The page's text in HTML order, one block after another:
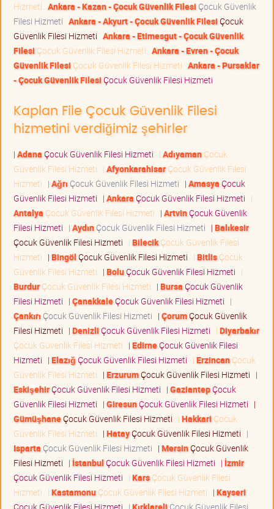
Hizmeti Ankara - Kazan - Çocuk Güvenlik Filesi Çocuk Güvenlik
Filesi Hizmeti Ankara - Akyurt - Çocuk Güvenlik FilesiÇocuk
Güvenlik Filesi Hizmeti Ankara - Etimesgut - Çocuk Güvenlik
Filesi Çocuk Güvenlik Filesi Hizmeti Ankara - Evren - Çocuk
Güvenlik Filesi Çocuk Güvenlik Filesi Hizmeti Ankara - Pursaklar
- Çocuk Güvenlik FilesiÇocuk Güvenlik Filesi Hizmeti
Kaplan File Çocuk Güvenlik Filesi
hizmetini verdiğimiz şehirler
| AdanaÇocuk Güvenlik Filesi Hizmeti | AdıyamanÇocuk
Güvenlik Filesi Hizmeti | AfyonkarahisarÇocuk Güvenlik Filesi
Hizmeti | Ağrı Çocuk Güvenlik Filesi Hizmeti | AmasyaÇocuk
Güvenlik Filesi Hizmeti | AnkaraÇocuk Güvenlik Filesi Hizmeti |
Antalya Çocuk Güvenlik Filesi Hizmeti | ArtvinÇocuk Güvenlik
Filesi Hizmeti | AydınÇocuk Güvenlik Filesi Hizmeti | Balıkesir
Çocuk Güvenlik Filesi Hizmeti | BilecikÇocuk Güvenlik Filesi
Hizmeti | BingölÇocuk Güvenlik Filesi Hizmeti | BitlisÇocuk
Güvenlik Filesi Hizmeti | BoluÇocuk Güvenlik Filesi Hizmeti |
BurdurÇocuk Güvenlik Filesi Hizmeti | BursaÇocuk Güvenlik
Filesi Hizmeti | ÇanakkaleÇocuk Güvenlik Filesi Hizmeti |
Çankırı Çocuk Güvenlik Filesi Hizmeti | ÇorumÇocuk Güvenlik
Filesi Hizmeti | DenizliÇocuk Güvenlik Filesi Hizmeti | Diyarbakır
Çocuk Güvenlik Filesi Hizmeti | EdirneÇocuk Güvenlik Filesi
Hizmeti | ElazığÇocuk Güvenlik Filesi Hizmeti | ErzincanÇocuk
Güvenlik Filesi Hizmeti | ErzurumÇocuk Güvenlik Filesi Hizmeti |
EskişehirÇocuk Güvenlik Filesi Hizmeti | GaziantepÇocuk
Güvenlik Filesi Hizmeti | GiresunÇocuk Güvenlik Filesi Hizmeti |
GümüşhaneÇocuk Güvenlik Filesi Hizmeti | Hakkari Çocuk
Güvenlik Filesi Hizmeti | HatayÇocuk Güvenlik Filesi Hizmeti |
Isparta Çocuk Güvenlik Filesi Hizmeti | MersinÇocuk Güvenlik
Filesi Hizmeti | İstanbulÇocuk Güvenlik Filesi Hizmeti | İzmir
Çocuk Güvenlik Filesi Hizmeti | KarsÇocuk Güvenlik Filesi
Hizmeti | KastamonuÇocuk Güvenlik Filesi Hizmeti | Kayseri